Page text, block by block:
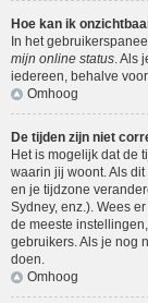
Hoe kan ik
In het
mijn online status. Als
iedereen, behalve
Omhoog
De tijden zijn niet
Het is mogelijk dat de
waarin jij woont. Als
en je tijdzone
Sydney, enz.). Wees
de meeste
gebruikers. Als je nog
doen.
Omhoog